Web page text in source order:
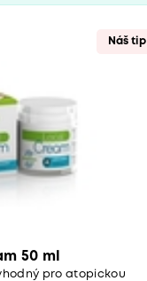
Náš tip
50 ml
pro atopickou